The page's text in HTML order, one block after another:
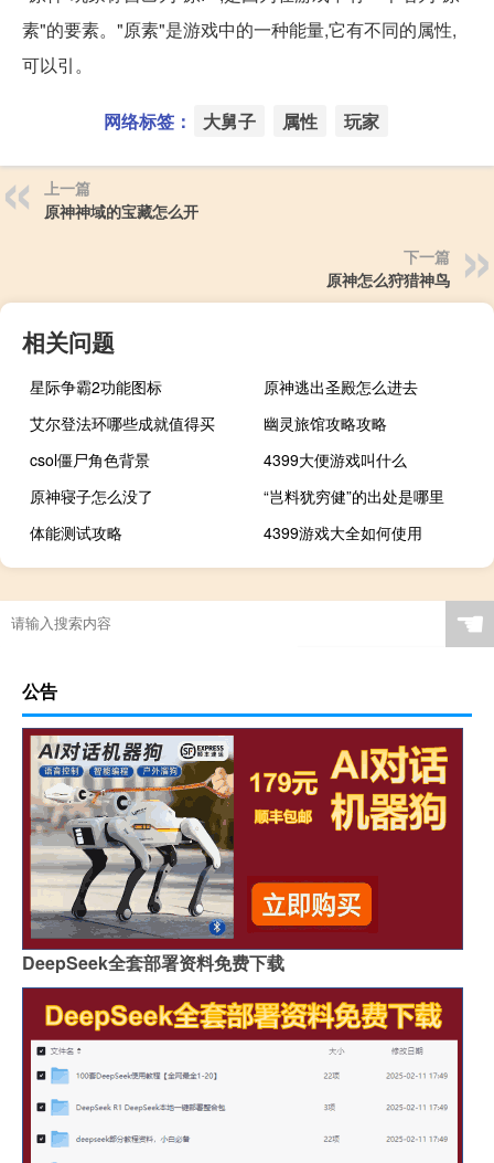
素"的要素。"原素"是游戏中的一种能量,它有不同的属性,
可以引。
网络标签： 大舅子 属性 玩家
上一篇
原神神域的宝藏怎么开
下一篇
原神怎么狩猎神鸟
相关问题
星际争霸2功能图标
原神逃出圣殿怎么进去
艾尔登法环哪些成就值得买
幽灵旅馆攻略攻略
csol僵尸角色背景
4399大便游戏叫什么
原神寝子怎么没了
“岂料犹穷健”的出处是哪里
体能测试攻略
4399游戏大全如何使用
☚
公告
DeepSeek全套部署资料免费下载